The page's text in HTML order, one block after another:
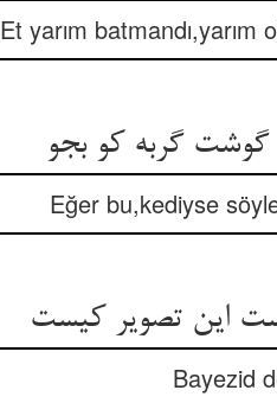
Et yarım
Eğer bu,kediyse
Bayezid